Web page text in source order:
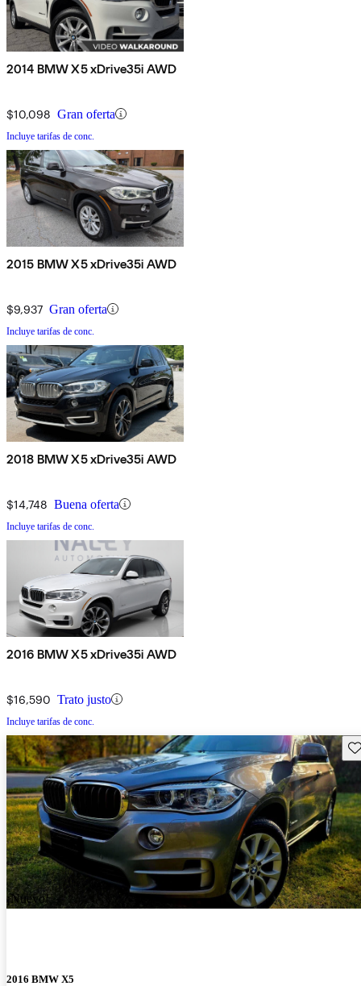
2014 BMW X5 xDrive35i AWD
$10,098 Gran oferta
Incluye tarifas de conc.
2015 BMW X5 xDrive35i AWD
$9,937 Gran oferta
Incluye tarifas de conc.
2018 BMW X5 xDrive35i AWD
$14,748 Buena oferta
Incluye tarifas de conc.
2016 BMW X5 xDrive35i AWD
$16,590 Trato justo
Incluye tarifas de conc.
¡Nuevo!
2016 BMW X5